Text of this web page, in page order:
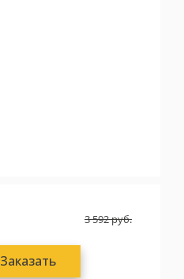
3 592руб.
Заказать